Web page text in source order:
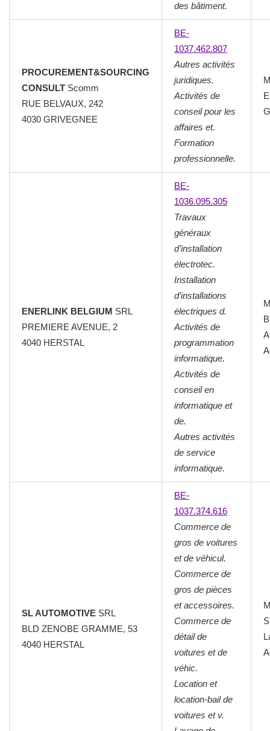
des bâtiment.
PROCUREMENT&SOURCING
CONSULT Scomm
RUE BELVAUX, 242
4030 GRIVEGNEE
BE-
1037.462.807
Autres activités
juridiques.
Activités de
conseil pour les
affaires et.
Formation
professionnelle.
ENERLINK BELGIUM SRL
PREMIERE AVENUE, 2
4040 HERSTAL
BE-
1036.095.305
Travaux
généraux
d’installation
électrotec.
Installation
d’installations
électriques d.
Activités de
programmation
informatique.
Activités de
conseil en
informatique et
de.
Autres activités
de service
informatique.
SL AUTOMOTIVE SRL
BLD ZENOBE GRAMME, 53
4040 HERSTAL
BE-
1037.374.616
Commerce de
gros de voitures
et de véhicul.
Commerce de
gros de pièces
et accessoires.
Commerce de
détail de
voitures et de
véhic.
Location et
location-bail de
voitures et v.